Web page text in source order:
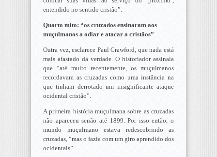
entendido no sentido cristão”.
Quarto mito: “os cruzados ensinaram aos
muçulmanos a odiar e atacar a cristãos”
Outra vez, esclarece Paul Crawford, que nada está
mais afastado da verdade. O historiador assinala
que “até muito recentemente, os muçulmanos
recordavam as cruzadas como uma instância na
que tinham derrotado um insignificante ataque
ocidental cristão”.
A primeira história muçulmana sobre as cruzadas
não apareceu senão até 1899. Por isso então, o
mundo muçulmano estava redescobrindo as
cruzadas, “mas o fazia com um giro aprendido dos
ocidentais”.